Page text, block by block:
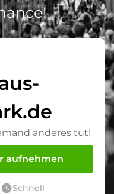
anderes tut!
aufnehmen
watch_laterSchnell